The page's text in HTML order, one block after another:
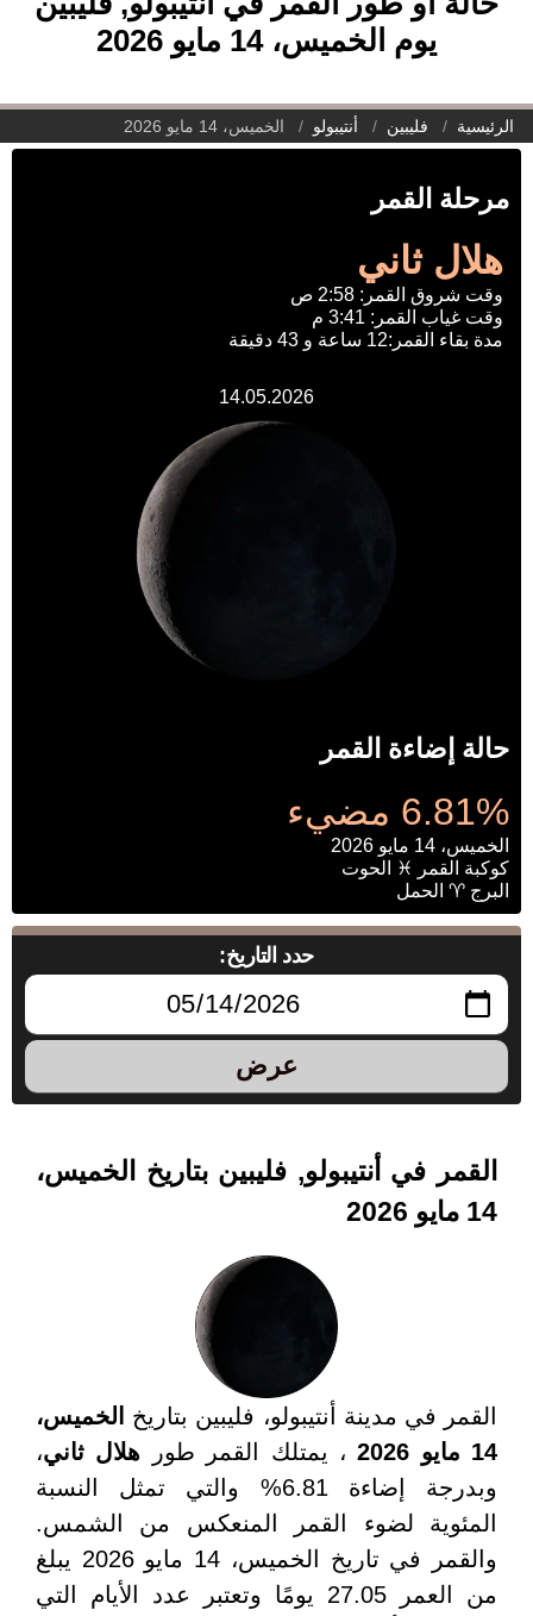
يوم الخميس، 14 مايو 2026
الرئيسية فليبين أنتيبولو الخميس، 14 مايو 2026
مرحلة القمر
هلال ثاني
وقت شروق القمر: 2:58 ص
وقت غياب القمر: 3:41 م
مدة بقاء القمر:12 ساعة و 43 دقيقة
14.05.2026
حالة إضاءة القمر
6.81% مضيء
الخميس، 14 مايو 2026
كوكبة القمر ♓ الحوت
البرج ♈ الحمل
حدد التاريخ:
عرض
القمر في أنتيبولو, فليبين بتاريخ الخميس،
14 مايو 2026
القمر في مدينة أنتيبولو، فليبين بتاريخ
الخميس،
14 مايو 2026
، يمتلك القمر طور هلال ثاني،
وبدرجة إضاءة 6.81% والتي تمثل النسبة
المئوية لضوء القمر المنعكس من الشمس.
والقمر في تاريخ الخميس، 14 مايو 2026 يبلغ
من العمر 27.05 يومًا وتعتبر عدد الأيام التي